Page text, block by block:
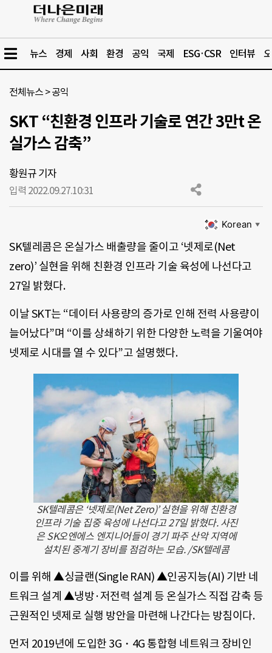
뉴스 경제 사회 환경 공익 국제 ESG·CSR 인터뷰
전체뉴스 >공익
SKT “친환경 인프라 기술로 연간 3만t 온
실가스 감축”
황원규 기자
입력 2022.09.27.10:31
Korean ▼
SK텔레콤은 온실가스 배출량을 줄이고 ‘넷제로(Net
zero)’ 실현을 위해 친환경 인프라 기술 육성에 나선다고
27일 밝혔다.
이날 SKT는 “데이터 사용량의 증가로 인해 전력 사용량이
늘어났다”며 “이를 상쇄하기 위한 다양한 노력을 기울여야
넷제로 시대를 열 수 있다”고 설명했다.
SK텔레콤은 ‘넷제로(Net Zero)’ 실현을 위해 친환경
인프라 기술 집중 육성에 나선다고 27일 밝혔다. 사진
은 SK오엔에스 엔지니어들이 경기 파주 산악 지역에
설치된 중계기 장비를 점검하는 모습. /SK텔레콤
이를 위해 ▲싱글랜(Single RAN) ▲인공지능(AI) 기반 네
트워크 설계 ▲냉방·저전력 설계 등 온실가스 직접 감축 등
근원적인 넷제로 실행 방안을 마련해 나간다는 방침이다.
먼저 2019년에 도입한 3G・4G 통합형 네트워크 장비인